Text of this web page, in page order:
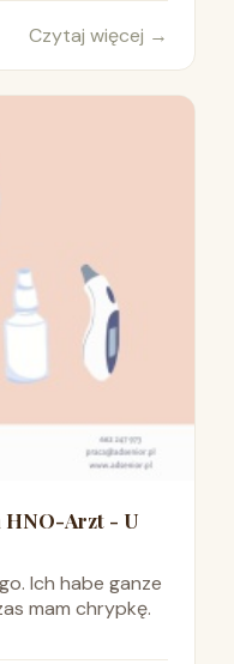
Czytaj więcej →
HNO-Arzt - U
Ich habe ganze
mam chrypkę.